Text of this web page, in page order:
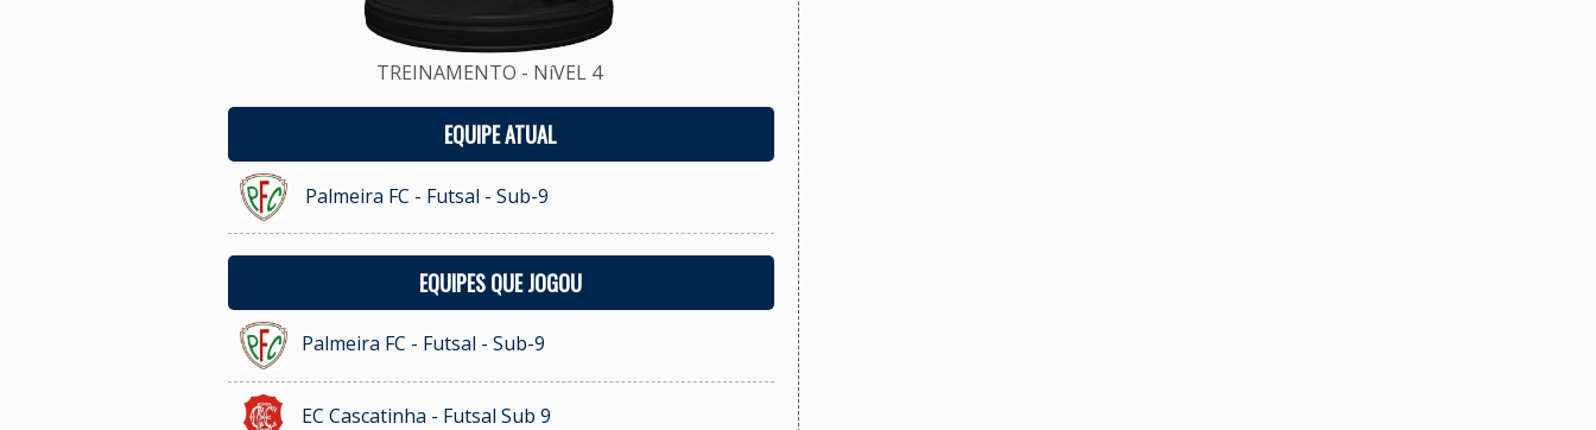
TREINAMENTO - NíVEL 4
EQUIPE ATUAL
Palmeira FC - Futsal - Sub-9
EQUIPES QUE JOGOU
Palmeira FC - Futsal - Sub-9
EC Cascatinha - Futsal Sub 9